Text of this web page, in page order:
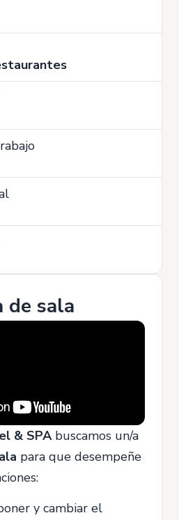
de sala
& SPA buscamos un/a
para que desempeñe
y cambiar el